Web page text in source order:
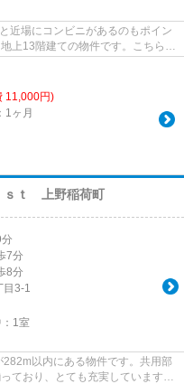
近場にコンビニがあるのもポイン
上13階建ての物件です。こちらは
11,000円)
1ヶ月
ｓｔ 上野稲荷町
分
7分
8分
目3-1
1室
以内にある物件です。共用部
ており、とても充実しています。